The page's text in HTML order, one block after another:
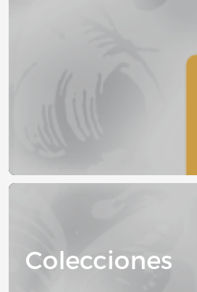
Image
Colecciones